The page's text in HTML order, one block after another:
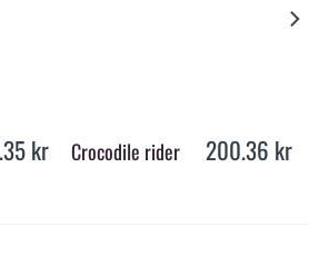
kr Crocodile rider 200.36 kr